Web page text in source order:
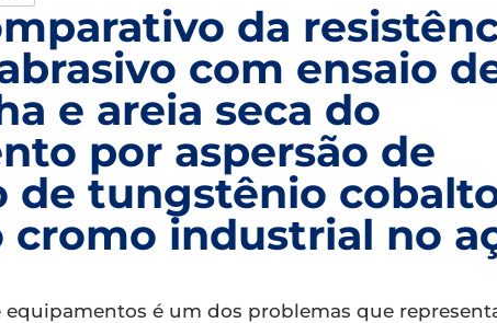
da
com ensaio
e areia seca do
por aspersão de
de tungstênio
cromo industrial no
equipamentos é um dos problemas que